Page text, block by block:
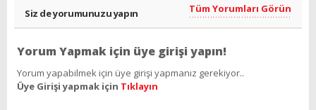
Siz de yorumunuzu yapın Tüm Yorumları Görün
Yorum Yapmak için üye girişi yapın!
Yorum yapabilmek için üye girişi yapmanız gerekiyor..
Üye Girişi yapmak için Tıklayın